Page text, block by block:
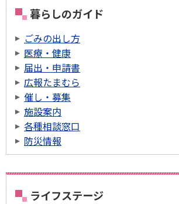
暮らしのガイド
ごみの出し方
医療・健康
届出・申請書
広報たまむら
催し・募集
施設案内
各種相談窓口
防災情報
ライフステージ